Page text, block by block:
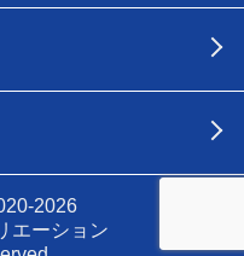
2026
エーション